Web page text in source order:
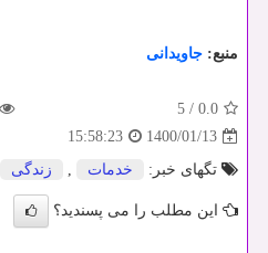
منبع: جاویدانی
0.0
/
5
1400/01/13
15:58:23
تگهای خبر:
خدمات , زندگی
این مطلب را می پسندید؟